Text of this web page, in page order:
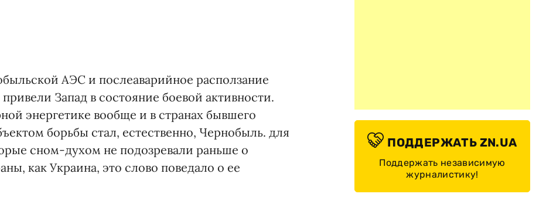
АЭС и послеаварийное расползание
Запад в состояние боевой активности.
энергетике вообще и в странах бывшего
борьбы стал, естественно, Чернобыль. для
сном-духом не подозревали раньше о
как Украина, это слово поведало о ее
ПОДДЕРЖАТЬ ZN.UA
Поддержать независимую
журналистику!